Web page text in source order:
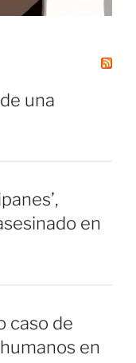
una
en
caso de
en